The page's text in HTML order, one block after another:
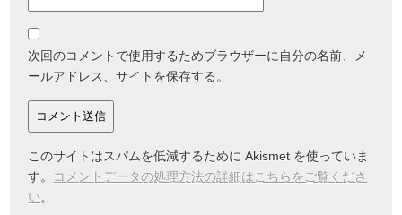
次回のコメントで使用するためブラウザーに自分の名前、メ
ールアドレス、サイトを保存する。
このサイトはスパムを低減するために Akismet を使っていま
す。
コメントデータの処理方法の詳細はこちらをご覧くださ
い。